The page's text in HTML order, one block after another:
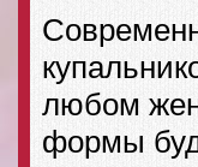
любом
формы